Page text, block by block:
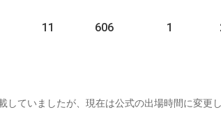
11 606 1
ていましたが、現在は公式の出場時間に変更し